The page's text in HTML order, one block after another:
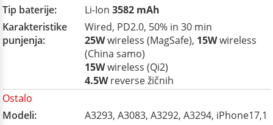
Tip baterije:
Li-Ion 3582 mAh
Karakteristike
punjenja:
Wired, PD2.0, 50% in 30 min
25Wwireless (MagSafe), 15Wwireless
(China samo)
15Wwireless (Qi2)
4.5Wreverse žičnih
Ostalo
Modeli:
A3293, A3083, A3292, A3294, iPhone17,1